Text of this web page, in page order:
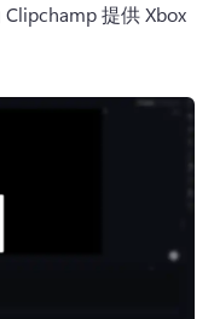
提供 Xbox